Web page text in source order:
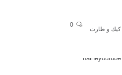
كيك و طارت
0